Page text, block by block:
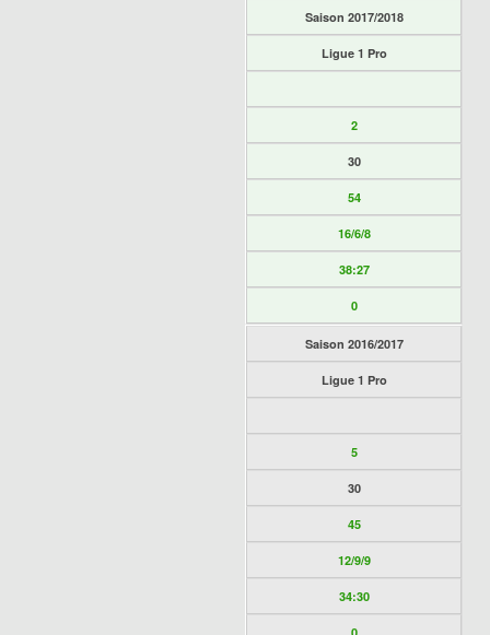
Saison 2017/2018
Ligue 1 Pro
2
30
54
16/6/8
38:27
0
Saison 2016/2017
Ligue 1 Pro
5
30
45
12/9/9
34:30